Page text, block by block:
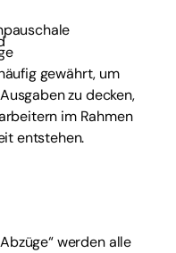
gewährt, um
zu decken,
im Rahmen
entstehen.
werden alle